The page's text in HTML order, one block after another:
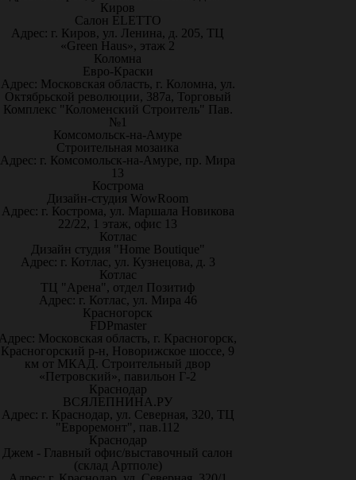
Киров
Салон ELETTO
Адрес: г. Киров, ул. Ленина, д. 205, ТЦ
«Green Haus», этаж 2
Коломна
Евро-Краски
Адрес: Московская область, г. Коломна, ул.
Октябрьской революции, 387а, Торговый
Комплекс "Коломенский Строитель" Пав.
№1
Комсомольск-на-Амуре
Строительная мозаика
Адрес: г. Комсомольск-на-Амуре, пр. Мира
13
Кострома
Дизайн-студия WowRoom
Адрес: г. Кострома, ул. Маршала Новикова
22/22, 1 этаж, офис 13
Котлас
Дизайн студия "Home Boutique"
Адрес: г. Котлас, ул. Кузнецова, д. 3
Котлас
ТЦ "Арена", отдел Позитиф
Адрес: г. Котлас, ул. Мира 46
Красногорск
FDPmaster
Московская область, г. Красногорск,
Красногорский р-н, Новорижское шоссе, 9
км от МКАД. Строительный двор
«Петровский», павильон Г-2
Краснодар
ВСЯЛЕПНИНА.РУ
Адрес: г. Краснодар, ул. Северная, 320, ТЦ
"Евроремонт", пав.112
Краснодар
Джем - Главный офис/выставочный салон
(склад Артполе)